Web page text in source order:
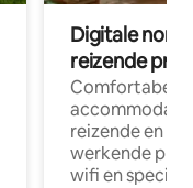
Digitale
reizende
Comfortabele
reizende en
werkende
wifi en